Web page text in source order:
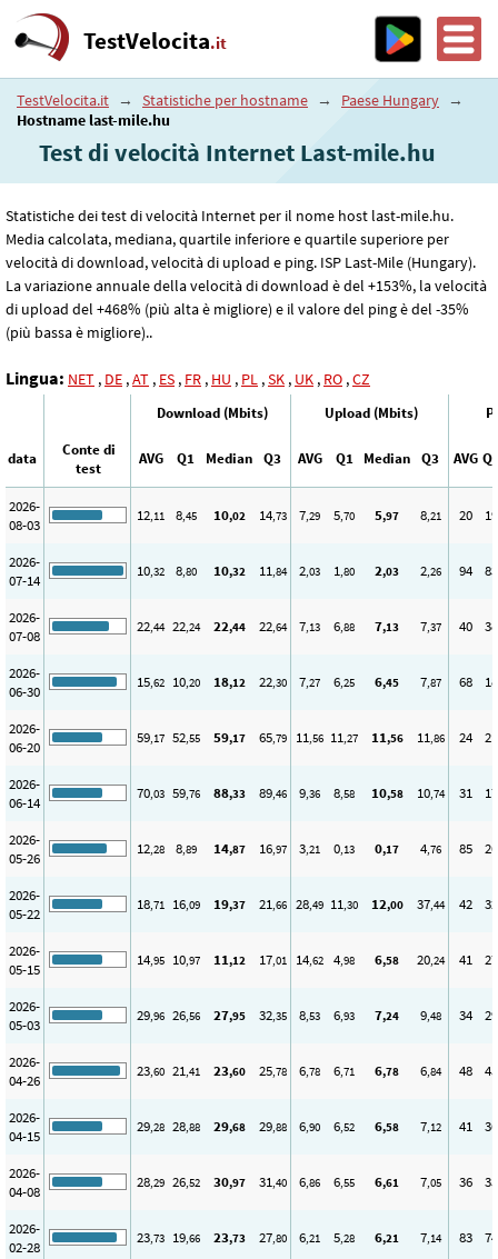
TestVelocita.it
TestVelocita.it → Statistiche per hostname → Paese Hungary →
Hostname last-mile.hu
Test di velocità Internet Last-mile.hu
Statistiche dei test di velocità Internet per il nome host last-mile.hu.
Media calcolata, mediana, quartile inferiore e quartile superiore per
velocità di download, velocità di upload e ping. ISP Last-Mile (Hungary).
La variazione annuale della velocità di download è del +153%, la velocità
di upload del +468% (più alta è migliore) e il valore del ping è del -35%
(più bassa è migliore)..
Lingua: NET , DE ,AT , ES , FR , HU , PL ,SK , UK , RO ,CZ
Download (Mbits) Upload (Mbits)
data
Conte di
test
AVG Q1 Median Q3 AVG Q1 Median Q3 AVG
2026-
08-03
12,11 8,45 10,02 14,73 7,29 5,70 5,97 8,21 20 19
2026-
07-14
10,32 8,80 10,32 11,84 2,03 1,80 2,03 2,26 94 83
2026-
07-08
22,44 22,24 22,44 22,64 7,13 6,88 7,13 7,37 40 38
2026-
06-30
15,62 10,20 18,12 22,30 7,27 6,25 6,45 7,87 68 18
2026-
06-20
59,17 52,55 59,17 65,79 11,56 11,27 11,56 11,86 24 21
2026-
06-14
70,03 59,76 88,33 89,46 9,36 8,58 10,58 10,74 31 17
2026-
05-26
12,28 8,89 14,87 16,97 3,21 0,13 0,17 4,76 85 26
2026-
05-22
18,71 16,09 19,37 21,66 28,49 11,30 12,00 37,44 42 32
2026-
05-15
14,95 10,97 11,12 17,01 14,62 4,98 6,58 20,24 41 27
2026-
05-03
29,96 26,56 27,95 32,35 8,53 6,93 7,24 9,48 34 29
2026-
04-26
23,60 21,41 23,60 25,78 6,78 6,71 6,78 6,84 48 45
2026-
04-15
29,28 28,88 29,68 29,88 6,90 6,52 6,58 7,12 41 36
2026-
04-08
28,29 26,52 30,97 31,40 6,86 6,55 6,61 7,05 36 35
2026-
02-28
23,73 19,66 23,73 27,80 6,21 5,28 6,21 7,14 83 74